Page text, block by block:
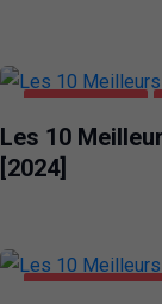
Les 10
[2024]